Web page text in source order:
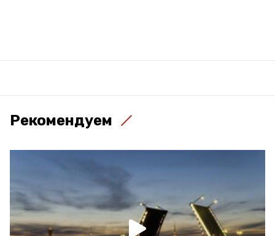
Рекомендуем